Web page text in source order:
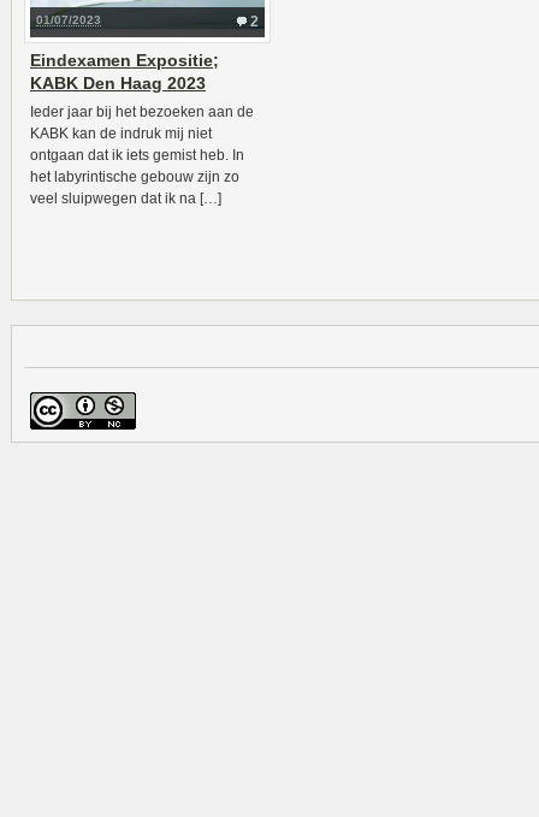
2
01/07/2023
Eindexamen Expositie;
KABK Den Haag 2023
Ieder jaar bij het bezoeken aan de
KABK kan de indruk mij niet
ontgaan dat ik iets gemist heb. In
het labyrintische gebouw zijn zo
veel sluipwegen dat ik na […]